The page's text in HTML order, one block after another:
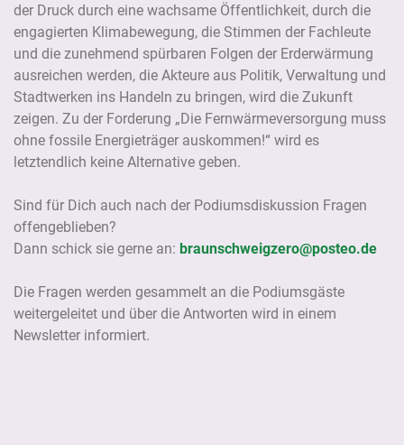
der Druck durch eine wachsame Öffentlichkeit, durch die
engagierten Klimabewegung, die Stimmen der Fachleute
und die zunehmend spürbaren Folgen der Erderwärmung
ausreichen werden, die Akteure aus Politik, Verwaltung und
Stadtwerken ins Handeln zu bringen, wird die Zukunft
zeigen. Zu der Forderung „Die Fernwärmeversorgung muss
ohne fossile Energieträger auskommen!“ wird es
letztendlich keine Alternative geben.
Sind für Dich auch nach der Podiumsdiskussion Fragen
offengeblieben?
Dann schick sie gerne an: braunschweigzero@posteo.de
Die Fragen werden gesammelt an die Podiumsgäste
weitergeleitet und über die Antworten wird in einem
Newsletter informiert.